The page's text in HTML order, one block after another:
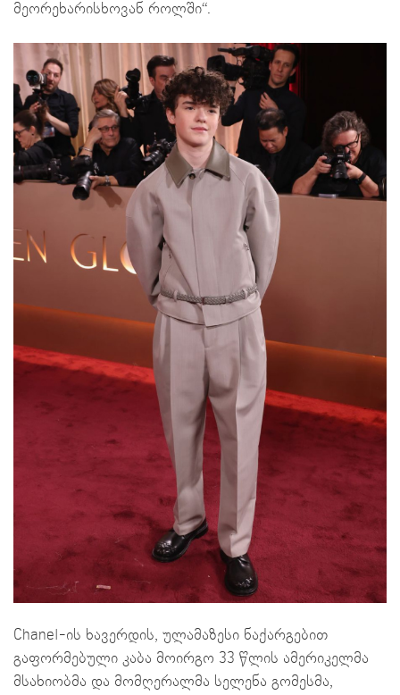
მეორეხარისხოვან როლში“.
Chanel-ის ხავერდის, ულამაზესი ნაქარგებით
გაფორმებული კაბა მოირგო 33 წლის ამერიკელმა
მსახიობმა და მომღერალმა სელენა გომესმა,